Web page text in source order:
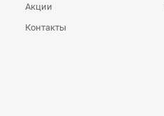
Акции
Контакты